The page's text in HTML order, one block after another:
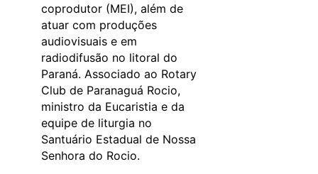
coprodutor (MEI), além de
atuar com produções
audiovisuais e em
radiodifusão no litoral do
Paraná. Associado ao Rotary
Club de Paranaguá Rocio,
ministro da Eucaristia e da
equipe de liturgia no
Santuário Estadual de Nossa
Senhora do Rocio.